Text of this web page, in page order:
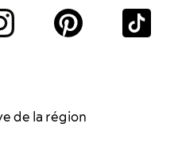
de la région